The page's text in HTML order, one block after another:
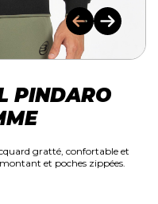
PINDARO
gratté, confortable et
et poches zippées.